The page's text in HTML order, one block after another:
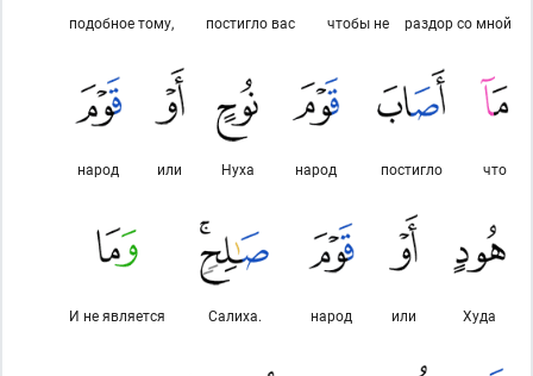
раздор со мной
чтобы не
постигло вас
подобное тому,
что
постигло
народ
Нуха
или
народ
Худа
или
народ
Салиха.
И не является